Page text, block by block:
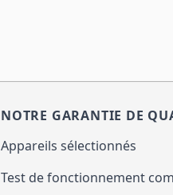
NOTRE GARANTIE DE
Appareils sélectionnés
Test de fonctionnement